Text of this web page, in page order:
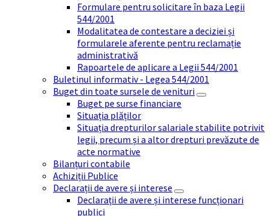
Formulare pentru solicitare în baza Legii
544/2001
Modalitatea de contestare a deciziei și
formularele aferente pentru reclamație
administrativă
Rapoartele de aplicare a Legii 544/2001
Buletinul informativ - Legea 544/2001
Buget din toate sursele de venituri
Buget pe surse financiare
Situația plăților
Situația drepturilor salariale stabilite potrivit
legii, precum și a altor drepturi prevăzute de
acte normative
Bilanțuri contabile
Achiziții Publice
Declarații de avere și interese
Declarații de avere și interese funcționari
publici